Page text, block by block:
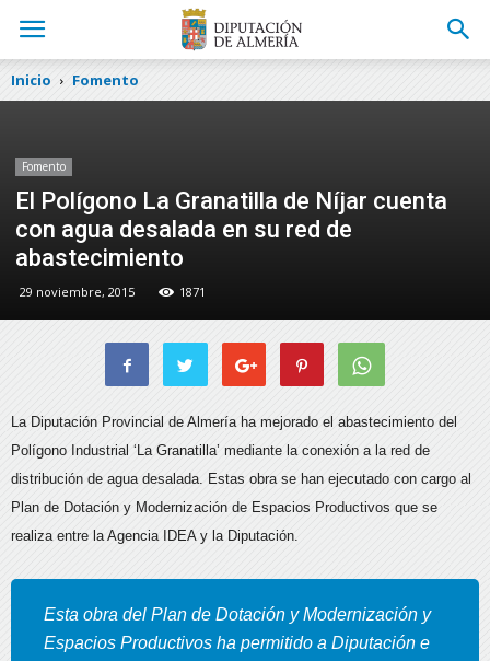
Inicio Fomento
Fomento
El Polígono La Granatilla de Níjar cuenta
con agua desalada en su red de
abastecimiento
29 noviembre, 2015 1871
La Diputación Provincial de Almería ha mejorado el abastecimiento del
Polígono Industrial ‘La Granatilla’ mediante la conexión a la red de
distribución de agua desalada. Estas obra se han ejecutado con cargo al
Plan de Dotación y Modernización de Espacios Productivos que se
realiza entre la Agencia IDEA y la Diputación.
Esta obra del Plan de Dotación y Modernización y
Espacios Productivos ha permitido a Diputación e